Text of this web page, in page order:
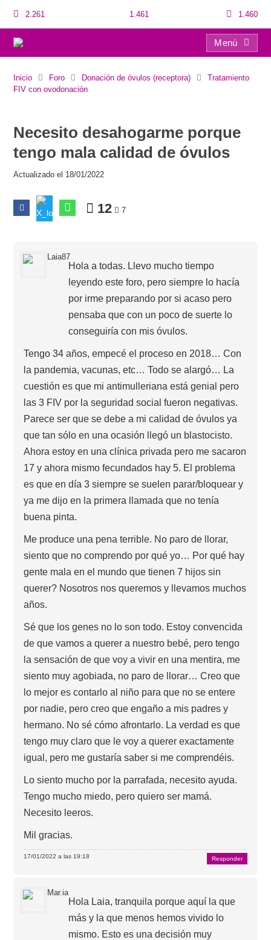
2.261 1.461 1.460
Menú
Inicio Foro Donación de óvulos (receptora)
Tratamiento
FIV con ovodonación
Necesito desahogarme porque
tengo mala calidad de óvulos
Actualizado el 18/01/2022
12 7
Laia87
Hola a todas. Llevo mucho tiempo
leyendo este foro, pero siempre lo hacía
por irme preparando por si acaso pero
pensaba que con un poco de suerte lo
conseguiría con mis óvulos.
Tengo 34 años, empecé el proceso en 2018… Con
la pandemia, vacunas, etc… Todo se alargó… La
cuestión es que mi antimulleriana está genial pero
las 3 FIV por la seguridad social fueron negativas.
Parece ser que se debe a mi calidad de óvulos ya
que tan sólo en una ocasión llegó un blastocisto.
Ahora estoy en una clínica privada pero me sacaron
17 y ahora mismo fecundados hay 5. El problema
es que en día 3 siempre se suelen parar/bloquear y
ya me dijo en la primera llamada que no tenía
buena pinta.
Me produce una pena terrible. No paro de llorar,
siento que no comprendo por qué yo… Por qué hay
gente mala en el mundo que tienen 7 hijos sin
querer? Nosotros nos queremos y llevamos muchos
años.
Sé que los genes no lo son todo. Estoy convencida
de que vamos a querer a nuestro bebé, pero tengo
la sensación de que voy a vivir en una mentira, me
siento muy agobiada, no paro de llorar… Creo que
lo mejor es contarlo al niño para que no se entere
por nadie, pero creo que engaño a mis padres y
hermano. No sé cómo afrontarlo. La verdad es que
tengo muy claro que le voy a querer exactamente
igual, pero me gustaría saber si me comprendéis.
Lo siento mucho por la parrafada, necesito ayuda.
Tengo mucho miedo, pero quiero ser mamá.
Necesito leeros.
Mil gracias.
17/01/2022 a las 19:18 Responder
Mar.ia
Hola Laia, tranquila porque aquí la que
más y la que menos hemos vivido lo
mismo. Esto es una decisión muy